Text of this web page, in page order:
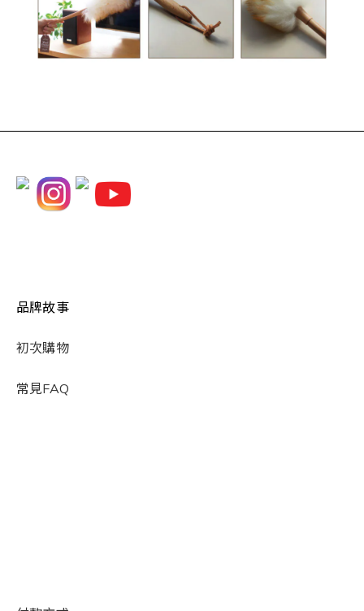
品牌故事
初次購物
常見FAQ